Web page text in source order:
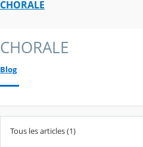
CHORALE
CHORALE
Blog
Tous les articles (1)